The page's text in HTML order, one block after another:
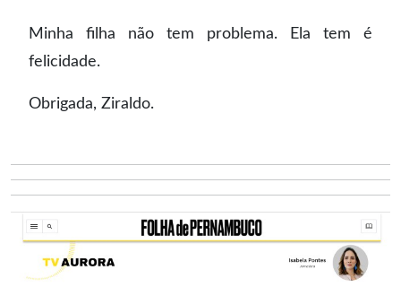
Minha filha não tem problema. Ela tem é
felicidade.
Obrigada, Ziraldo.